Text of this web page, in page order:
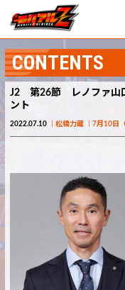
CONTENTS
J2 第26節 レノファ山
ント
2022.07.10 松橋力蔵 7月10日